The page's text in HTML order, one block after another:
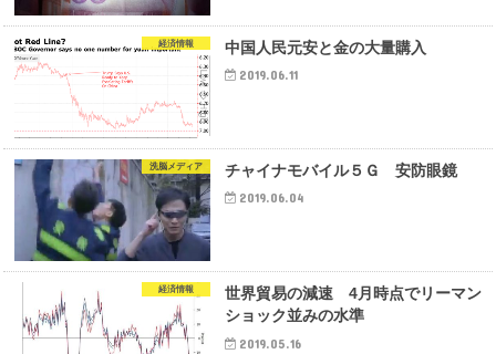
経済情報 中国人民元安と金の大量購入
2019.06.11
洗脳メディア チャイナモバイル５Ｇ 安防眼鏡
2019.06.04
経済情報
世界貿易の減速 4月時点でリーマン
ショック並みの水準
2019.05.16